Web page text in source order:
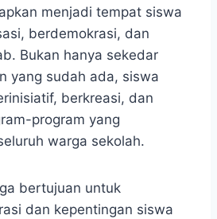
menjadi tempat siswa
berdemokrasi, dan
Bukan hanya sekedar
yang sudah ada, siswa
berkreasi, dan
program yang
warga sekolah.
bertujuan untuk
dan kepentingan siswa